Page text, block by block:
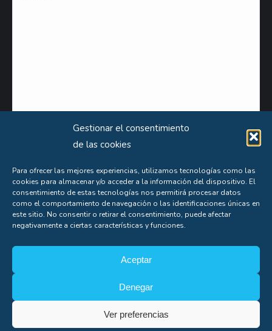
Gestionar el consentimiento
de las cookies
Para ofrecer las mejores experiencias, utilizamos tecnologías como las
cookies para almacenar y/o acceder a la información del dispositivo. El
consentimiento de estas tecnologías nos permitirá procesar datos
como el comportamiento de navegación o las identificaciones únicas en
este sitio. No consentir o retirar el consentimiento, puede afectar
negativamente a ciertas características y funciones.
Aceptar
Denegar
Ver preferencias
consultando nuestraPolítica de Privacidad.
Aceptas nuestrapolítica de privacidad
Soporte
Copyright© Alfonso Fígares |8web